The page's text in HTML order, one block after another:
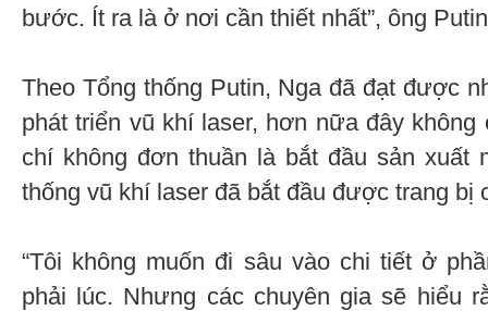
bước. Ít ra là ở nơi cần thiết nhất”, ông
Theo Tổng thống Putin, Nga đã đạt được
phát triển vũ khí laser, hơn nữa đây
chí không đơn thuần là bắt đầu sản xuất
thống vũ khí laser đã bắt đầu được trang bị
“Tôi không muốn đi sâu vào chi tiết ở
phải lúc. Nhưng các chuyên gia sẽ hiểu